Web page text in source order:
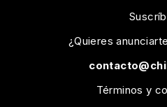
¿Quieres
Términos y